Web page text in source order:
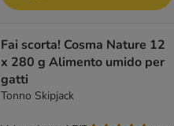
Fai scorta! Cosma Nature 12
x 280 g Alimento umido per
gatti
Tonno Skipjack